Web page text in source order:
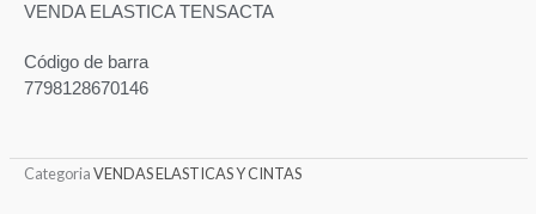
VENDA ELASTICA TENSACTA
Código de barra
7798128670146
CategoriaVENDAS ELASTICAS Y CINTAS